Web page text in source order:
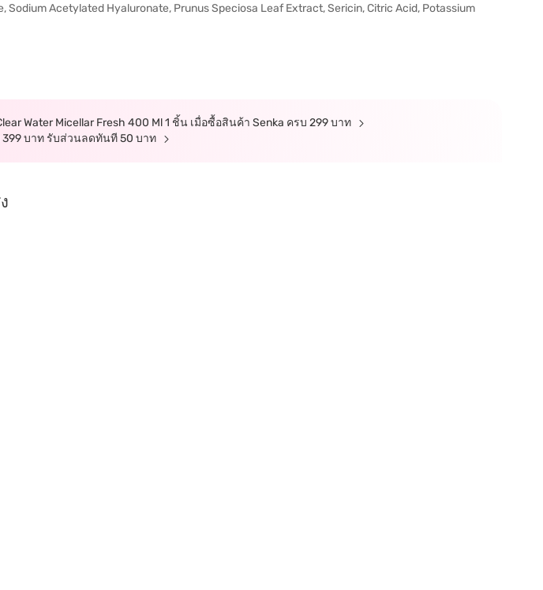
Sodium Acetylated Hyaluronate, Prunus Speciosa Leaf Extract, Sericin, Citric Acid, Potassium
Water Micellar Fresh 400 Ml 1 ชิ้น เมื่อซื้อสินค้า Senka ครบ 299 บาท
399 บาท รับส่วนลดทันที 50 บาท